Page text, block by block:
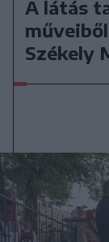
A látás
Székely